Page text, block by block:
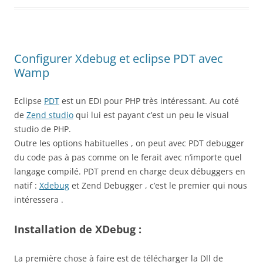
Configurer Xdebug et eclipse PDT avec
Wamp
Eclipse PDT est un EDI pour PHP très intéressant. Au coté
de Zend studio qui lui est payant c’est un peu le visual
studio de PHP.
Outre les options habituelles , on peut avec PDT debugger
du code pas à pas comme on le ferait avec n’importe quel
langage compilé. PDT prend en charge deux débuggers en
natif : Xdebug et Zend Debugger , c’est le premier qui nous
intéressera .
Installation de XDebug :
La première chose à faire est de télécharger la Dll de